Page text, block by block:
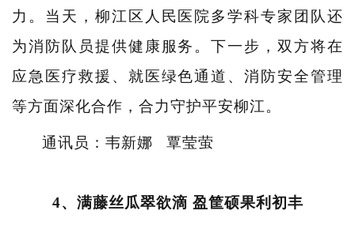
力。当天，柳江区人民医院多学科专家团队还
为消防队员提供健康服务。下一步，双方将在
应急医疗救援、就医绿色通道、消防安全管理
等方面深化合作，合力守护平安柳江。
通讯员：韦新娜 覃莹萤
4、满藤丝瓜翠欲滴 盈筐硕果利初丰